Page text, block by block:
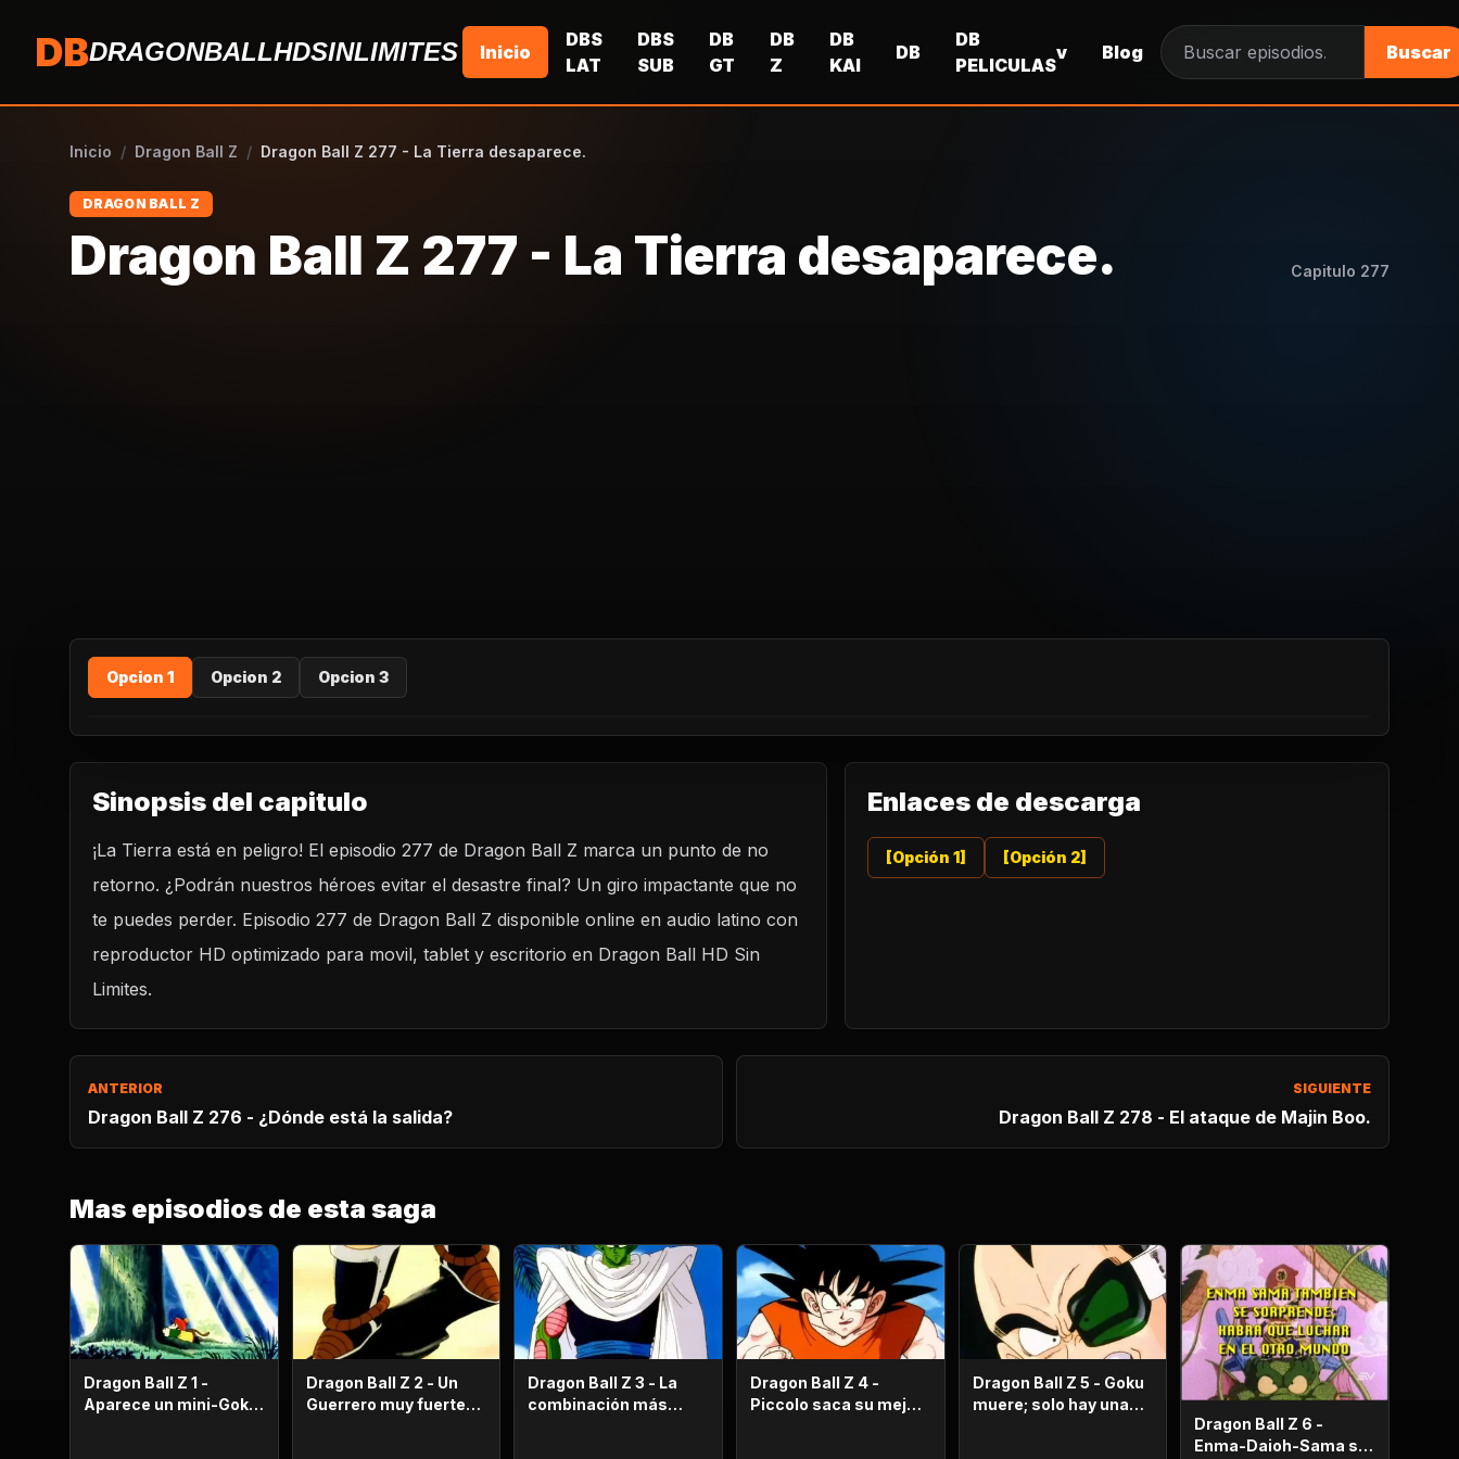
DBDRAGONBALLHDSINLIMITES Inicio
DBS
LAT
DBS
SUB
DB
GT
DB
Z
DB
KAI
DB
DB
PELICULAS
v Blog
Buscar episodios
Buscar
Inicio / Dragon Ball Z / Dragon Ball Z 277 - La Tierra desaparece.
DRAGON BALL Z
Dragon Ball Z 277 - La Tierra desaparece. Capitulo 277
Opcion 1 Opcion 2 Opcion 3
REPRODUCIR CAPITULO
Dragon Ball Z 277 - La Tierra desaparece.
CARGAR REPRODUCTOR
Sinopsis del capitulo
¡La Tierra está en peligro! El episodio 277 de Dragon Ball Z marca un punto de no
retorno. ¿Podrán nuestros héroes evitar el desastre final? Un giro impactante que no
te puedes perder. Episodio 277 de Dragon Ball Z disponible online en audio latino con
reproductor HD optimizado para movil, tablet y escritorio en Dragon Ball HD Sin
Limites.
Enlaces de descarga
[Opción 1] [Opción 2]
ANTERIOR
Dragon Ball Z 276 - ¿Dónde está la salida?
SIGUIENTE
Dragon Ball Z 278 - El ataque de Majin Boo.
Mas episodios de esta saga
Dragon Ball Z 1 -
Aparece un mini-Goku,
Dragon Ball Z 2 - Un
Guerrero muy fuerte
Dragon Ball Z 3 - La
combinación más
Dragon Ball Z 4 -
Piccolo saca su mejor
Dragon Ball Z 5 - Goku
muere; solo hay una
Dragon Ball Z 6 -
Enma-Daioh-Sama se